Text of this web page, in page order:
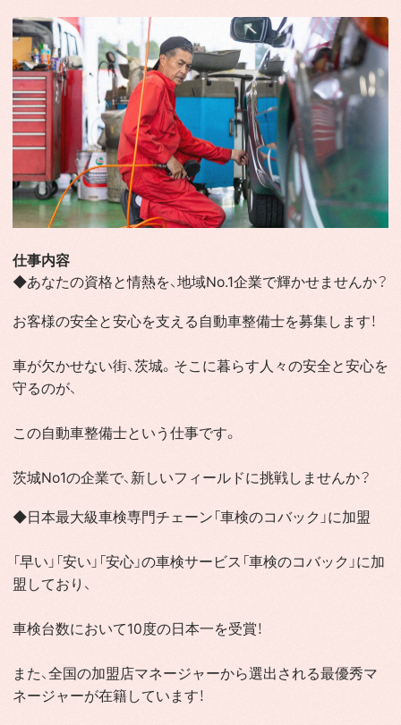
仕事内容
◆あなたの資格と情熱を、地域No.1企業で輝かせませんか？
お客様の安全と安心を支える自動車整備士を募集します！
車が欠かせない街、茨城。そこに暮らす人々の安全と安心を
守るのが、
この自動車整備士という仕事です。
茨城No1の企業で、新しいフィールドに挑戦しませんか？
◆日本最大級車検専門チェーン「車検のコバック」に加盟
「早い」「安い」「安心」の車検サービス「車検のコバック」に加
盟しており、
車検台数において10度の日本一を受賞！
また、全国の加盟店マネージャーから選出される最優秀マ
ネージャーが在籍しています！